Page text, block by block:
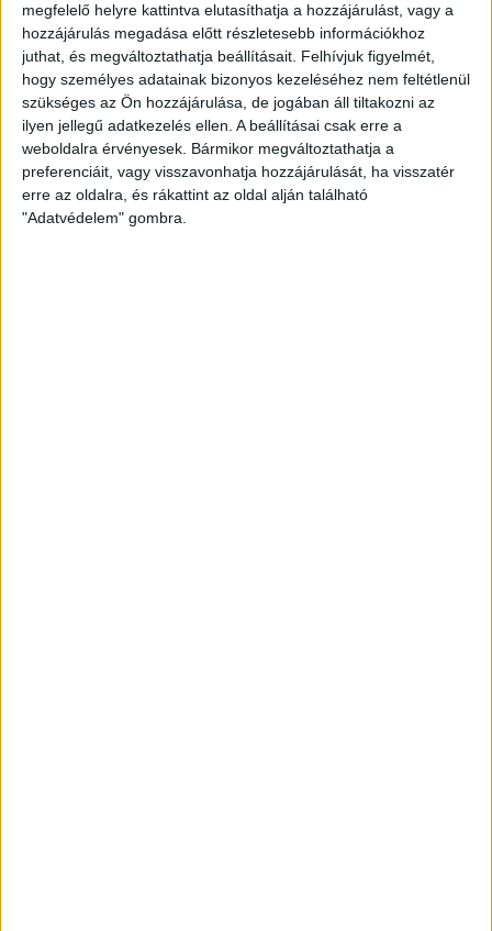
megfelelő helyre kattintva elutasíthatja a hozzájárulást, vagy a
hozzájárulás megadása előtt részletesebb információkhoz
juthat, és megváltoztathatja beállításait. Felhívjuk figyelmét,
hogy személyes adatainak bizonyos kezeléséhez nem feltétlenül
szükséges az Ön hozzájárulása, de jogában áll tiltakozni az
ilyen jellegű adatkezelés ellen. A beállításai csak erre a
weboldalra érvényesek. Bármikor megváltoztathatja a
preferenciáit, vagy visszavonhatja hozzájárulását, ha visszatér
erre az oldalra, és rákattint az oldal alján található
"Adatvédelem" gombra.
PODCAST
MEGOSZTÁS